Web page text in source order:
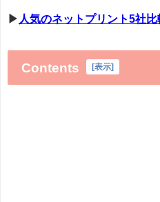
▶ 人気のネットプリント5社
Contents [表示]